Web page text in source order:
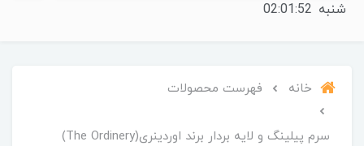
شنبه 02:01:52
خانه فهرست محصولات
سرم پیلینگ و لایه بردار برند اوردینری(The Ordinery)